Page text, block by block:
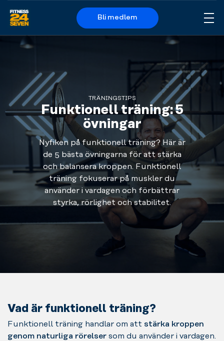
Logo
Bli medlem
TRÄNINGSTIPS
Funktionell träning: 5
övningar
Nyfiken på funktionell träning? Här är
de 5 bästa övningarna för att stärka
och balansera kroppen. Funktionell
träning fokuserar på muskler du
använder i vardagen och förbättrar
styrka, rörlighet och stabilitet.
Vad är funktionell träning?
Funktionell träning handlar om att stärka kroppen
genom naturliga rörelser som du använder i vardagen.